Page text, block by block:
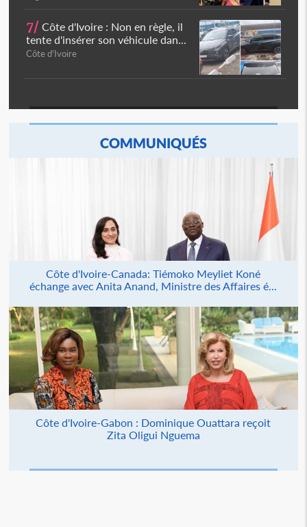
7/ Côte d'Ivoire : Non en règle, il
tente d'insérer son véhicule dan...
Côte d'Ivoire
COMMUNIQUÉS
Côte d'Ivoire-Canada: Tiémoko Meyliet Koné
échange avec Anita Anand, Ministre des Affaires é...
Côte d'Ivoire-Gabon : Dominique Ouattara reçoit
Zita Oligui Nguema